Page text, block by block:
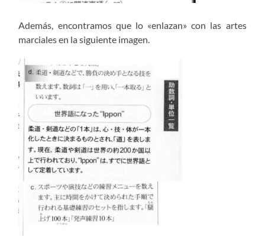
Además, encontramos que lo «enlazan» con las artes
marciales en la siguiente imagen.